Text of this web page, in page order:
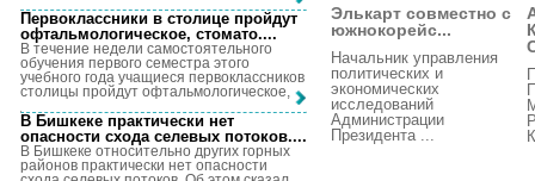
Элькарт совместно с
южнокорейс...
Начальник управления
политических и
экономических
исследований
Администрации
Президента ...
Первоклассники в столице пройдут
офтальмологическое, стомато....
В течение недели самостоятельного
обучения первого семестра этого
учебного года учащиеся первоклассников
столицы пройдут офтальмологическое, ...
В Бишкеке практически нет
опасности схода селевых потоков....
В Бишкеке относительно других горных
районов практически нет опасности